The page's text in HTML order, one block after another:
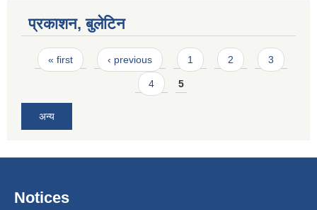
प्रकाशन, बुलेटिन
Pages
« first ‹ previous 1 2 3
4 5
अन्य
Notices